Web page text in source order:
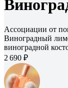
Ассоциации от
Виноградный
виноградной
2 690 ₽